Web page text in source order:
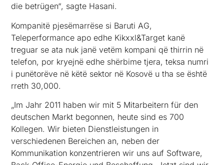
die betrügen“, sagte Hasani.
Kompanitë pjesëmarrëse si Baruti AG,
Teleperformance apo edhe Kikxxl&Target kanë
treguar se ata nuk janë vetëm kompani që thirrin në
telefon, por kryejnë edhe shërbime tjera, teksa numri
i punëtorëve në këtë sektor në Kosovë u tha se është
rreth 30,000.
„Im Jahr 2011 haben wir mit 5 Mitarbeitern für den
deutschen Markt begonnen, heute sind es 700
Kollegen. Wir bieten Dienstleistungen in
verschiedenen Bereichen an, neben der
Kommunikation konzentrieren wir uns auf Software,